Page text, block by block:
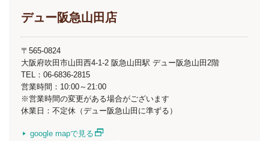
デュー阪急山田店
〒565-0824
大阪府吹田市山田西4-1-2 阪急山田駅 デュー阪急山田2階
TEL：06-6836-2815
営業時間：10:00～21:00
※営業時間の変更がある場合がございます
休業日：不定休（デュー阪急山田に準ずる）
google mapで見る